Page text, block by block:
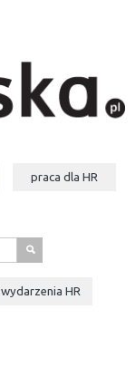
praca dla HR
s
wydarzeniaHR